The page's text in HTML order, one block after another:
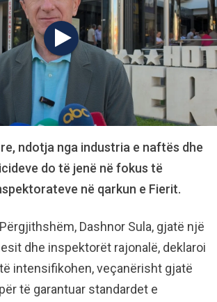
ndotja nga industria e naftës dhe
do të jenë në fokus të
në qarkun e Fierit.
Dashnor Sula, gjatë një
dhe inspektorët rajonalë, deklaroi
intensifikohen, veçanërisht gjatë
të garantuar standardet e